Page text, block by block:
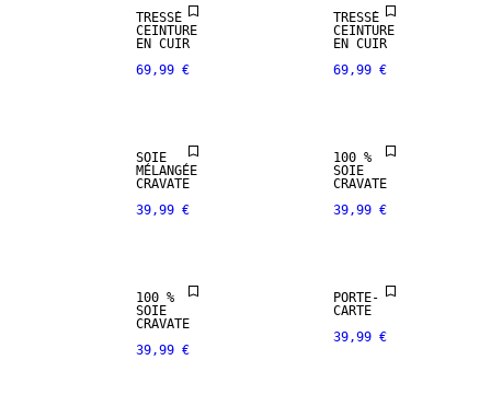
TRESSÉ
CEINTURE
EN CUIR
69,99 €
TRESSÉ
CEINTURE
EN CUIR
69,99 €
NEW
ARRIVALS
MÉLANGE DE
SOIE
MÉLANGÉE
CRAVATE
39,99 €
NEW
ARRIVALS
PREMIUM
100 %
SOIE
CRAVATE
39,99 €
100% SOIE
PREMIUM
100 %
SOIE
CRAVATE
39,99 €
NEW
ARRIVALS
PREMIUM
PORTE-
CARTE
39,99 €
CUIR
VÉRITABLE
PREMIUM